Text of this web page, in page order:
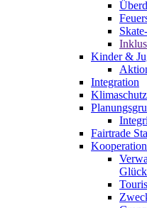
Kinder &
Integration
Fairtrade